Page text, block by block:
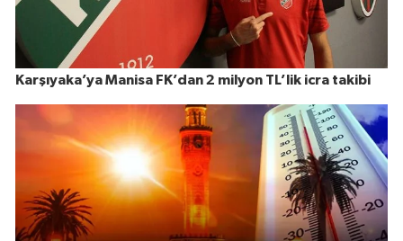
Karşıyaka’ya Manisa FK’dan 2 milyon TL’lik icra takibi